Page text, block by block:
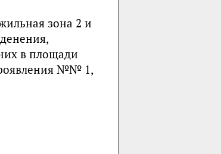
зона 2 и
в площади
№№ 1,